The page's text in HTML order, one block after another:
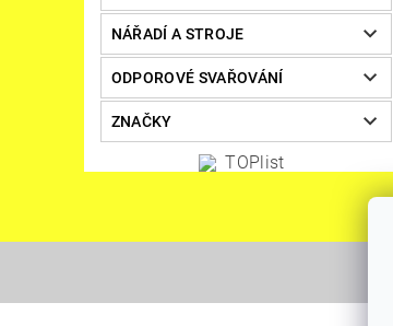
NÁŘADÍ A STROJE
ODPOROVÉ SVAŘOVÁNÍ
ZNAČKY